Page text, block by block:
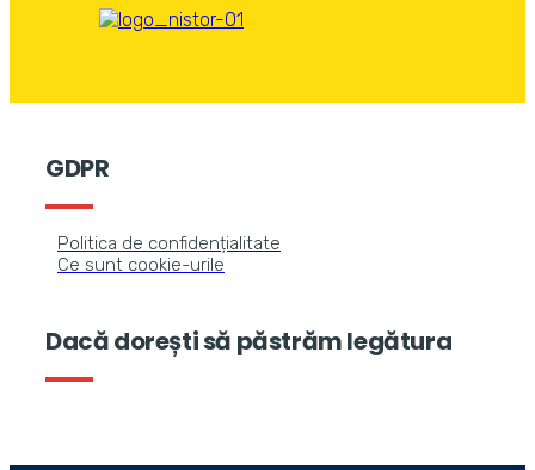
GDPR
Politica de confidențialitate
Ce sunt cookie-urile
Dacă dorești să păstrăm legătura